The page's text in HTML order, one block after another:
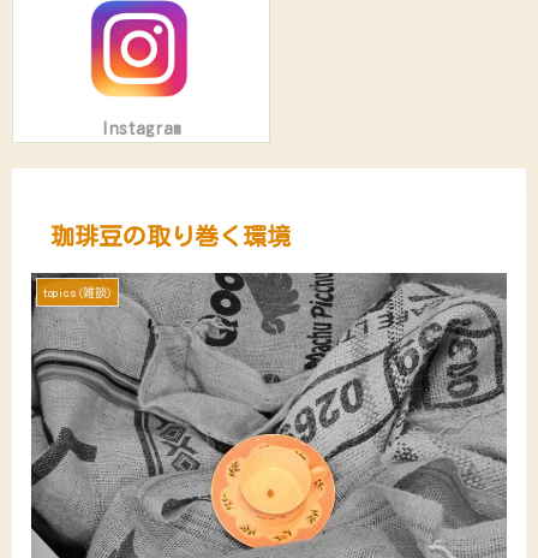
Instagram
珈琲豆の取り巻く環境
topics(雑談)